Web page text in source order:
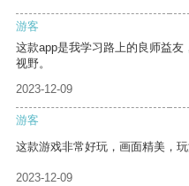
游客
这款app是我学习路上的良师益
视野。
2023-12-09
游客
这款游戏非常好玩，画面精美，玩
2023-12-09